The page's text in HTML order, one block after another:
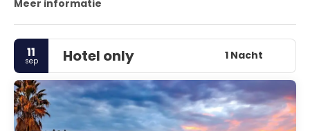
Meer informatie
11
sep Hotel only 1 Nacht